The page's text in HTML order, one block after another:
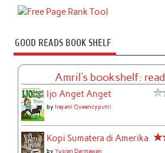
GOOD READS BOOK SHELF
Amril's bookshelf: read
Ijo Anget Anget
byIrayani Queencyputri
Kopi Sumatera di Amerika
byYusran Darmawan